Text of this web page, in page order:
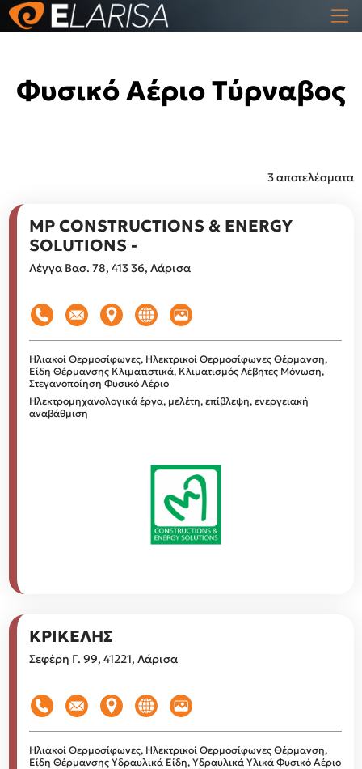
Φυσικό Αέριο Τύρναβος
3 αποτελέσματα
MP CONSTRUCTIONS & ENERGY
SOLUTIONS -
Λέγγα Βασ. 78, 413 36, Λάρισα
Ηλιακοί Θερμοσίφωνες, Ηλεκτρικοί Θερμοσίφωνες Θέρμανση,
Είδη Θέρμανσης Κλιματιστικά, Κλιματισμός Λέβητες Μόνωση,
Στεγανοποίηση Φυσικό Αέριο
Ηλεκτρομηχανολογικά έργα, μελέτη, επίβλεψη, ενεργειακή
αναβάθμιση
ΚΡΙΚΕΛΗΣ
Σεφέρη Γ. 99, 41221, Λάρισα
Ηλιακοί Θερμοσίφωνες, Ηλεκτρικοί Θερμοσίφωνες Θέρμανση,
Είδη Θέρμανσης Υδραυλικά Είδη, Υδραυλικά Υλικά Φυσικό Αέριο